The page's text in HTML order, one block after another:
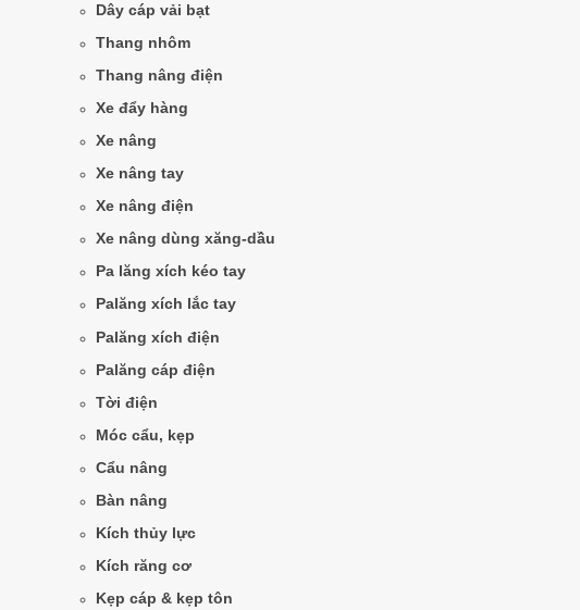
Dây cáp vải bạt
Thang nhôm
Thang nâng điện
Xe đẩy hàng
Xe nâng
Xe nâng tay
Xe nâng điện
Xe nâng dùng xăng-dầu
Pa lăng xích kéo tay
Palăng xích lắc tay
Palăng xích điện
Palăng cáp điện
Tời điện
Móc cẩu, kẹp
Cẩu nâng
Bàn nâng
Kích thủy lực
Kích răng cơ
Kẹp cáp & kẹp tôn